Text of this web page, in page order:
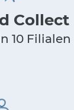
Collect
10 Filialen